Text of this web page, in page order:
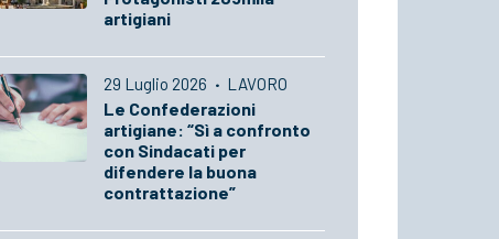
artigiani
29 Luglio 2026 · LAVORO
Le Confederazioni
artigiane: “Sì a confronto
con Sindacati per
difendere la buona
contrattazione”